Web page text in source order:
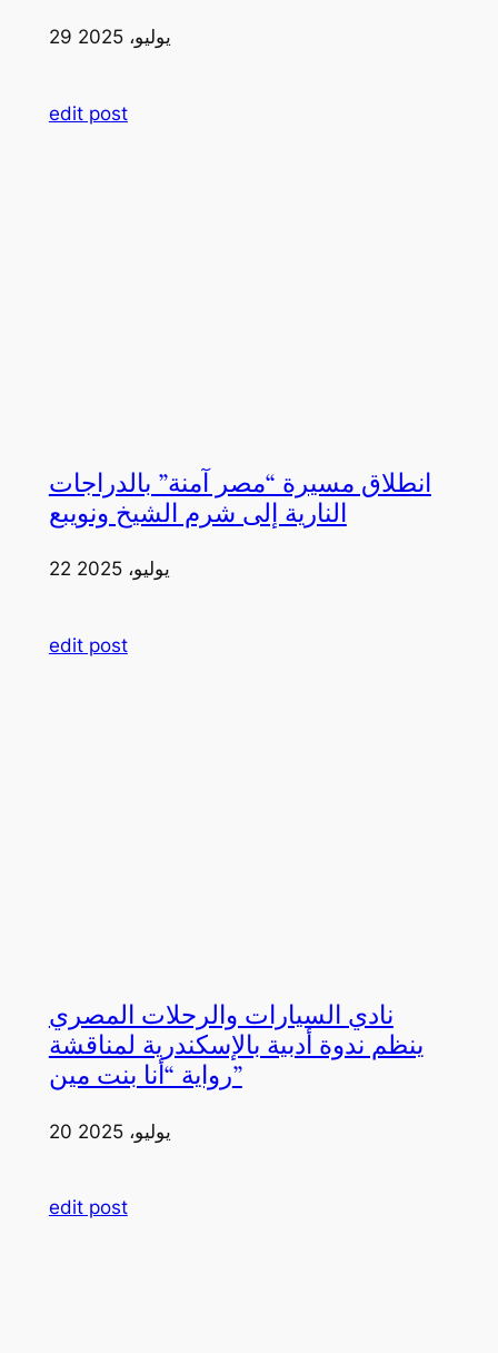
29 يوليو، 2025
edit post
انطلاق مسيرة “مصر آمنة” بالدراجات
النارية إلى شرم الشيخ ونويبع
22 يوليو، 2025
edit post
نادي السيارات والرحلات المصري
ينظم ندوة أدبية بالإسكندرية لمناقشة
رواية “أنا بنت مين”
20 يوليو، 2025
edit post